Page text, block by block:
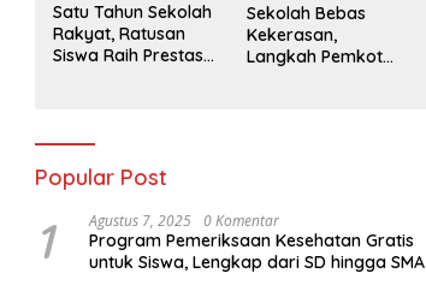
Satu Tahun Sekolah
Rakyat, Ratusan
Siswa Raih Prestasi
Sekolah Bebas
Kekerasan,
Langkah Pemkot
Popular Post
1 Agustus 7, 2025 0 Komentar
Program Pemeriksaan Kesehatan Gratis
untuk Siswa, Lengkap dari SD hingga SMA